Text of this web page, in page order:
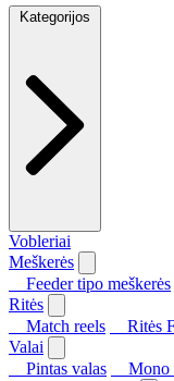
Kategorijos
Vobleriai
Meškerės
Feeder tipo meškerės
Ritės
Match reels
Ritės
Valai
Pintas valas
Mono